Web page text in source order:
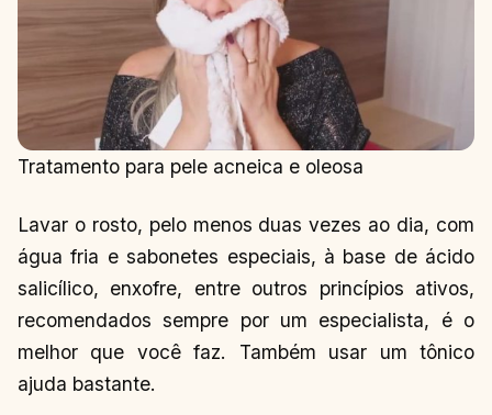
Tratamento para pele acneica e oleosa
Lavar o rosto, pelo menos duas vezes ao dia, com
água fria e sabonetes especiais, à base de ácido
salicílico, enxofre, entre outros princípios ativos,
recomendados sempre por um especialista, é o
melhor que você faz. Também usar um tônico
ajuda bastante.